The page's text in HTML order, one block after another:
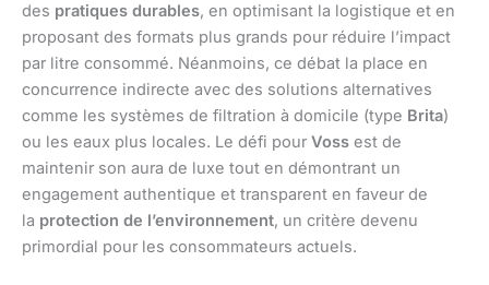
des pratiques durables, en optimisant la logistique et en
proposant des formats plus grands pour réduire l’impact
par litre consommé. Néanmoins, ce débat la place en
concurrence indirecte avec des solutions alternatives
comme les systèmes de filtration à domicile (type Brita)
ou les eaux plus locales. Le défi pour Voss est de
maintenir son aura de luxe tout en démontrant un
engagement authentique et transparent en faveur de
la protection de l’environnement, un critère devenu
primordial pour les consommateurs actuels.